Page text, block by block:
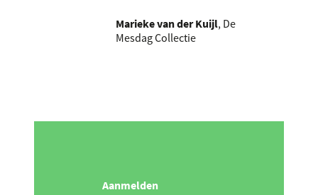
Marieke van der Kuijl, De
Mesdag Collectie
Aanmelden